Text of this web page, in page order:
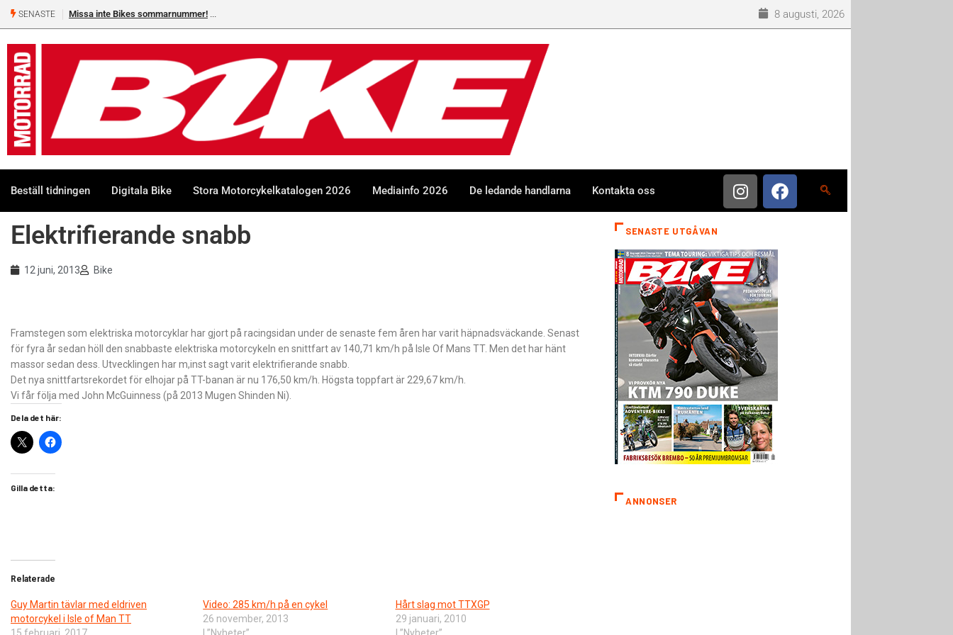
SENASTE Missa inte Bikes sommarnummer! 8 augusti, 2026
Beställ tidningen Digitala Bike Stora Motorcykelkatalogen 2026 Mediainfo 2026 De ledande handlarna Kontakta oss
Elektrifierande snabb
12 juni, 2013 Bike
Framstegen som elektriska motorcyklar har gjort på racingsidan under de senaste fem åren har varit häpnadsväckande. Senast
för fyra år sedan höll den snabbaste elektriska motorcykeln en snittfart av 140,71 km/h på Isle Of Mans TT. Men det har hänt
massor sedan dess. Utvecklingen har m,inst sagt varit elektrifierande snabb.
Det nya snittfartsrekordet för elhojar på TT-banan är nu 176,50 km/h. Högsta toppfart är 229,67 km/h.
Vi får följa med John McGuinness (på 2013 Mugen Shinden Ni).
Dela det här:
Gilla detta:
Relaterade
Guy Martin tävlar med eldriven
motorcykel i Isle of Man TT
15 februari, 2017
Video: 285 km/h på en cykel
26 november, 2013
I ”Nyheter”
Hårt slag mot TTXGP
29 januari, 2010
I ”Nyheter”
SENASTE UTGÅVAN
ANNONSER